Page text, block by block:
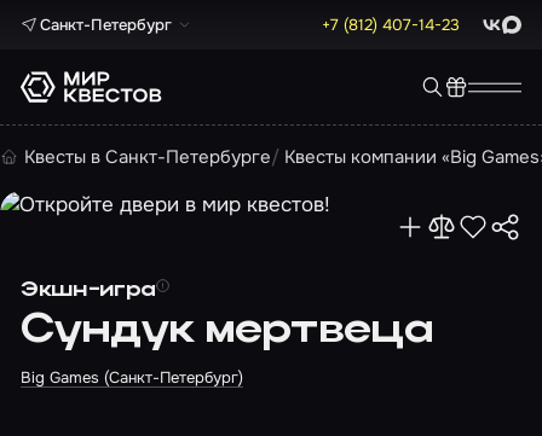
Санкт-Петербург +7 (812) 407-14-23 Max
Квесты в Санкт-Петербурге Квесты компании «Big
Экшн-игра
Сундук мертвеца
Big Games (Санкт-Петербург)